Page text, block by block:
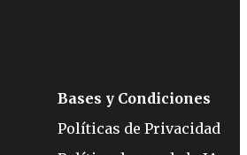
Bases y Condiciones
Políticas de Privacidad